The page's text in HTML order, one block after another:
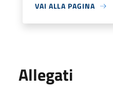
VAI ALLA PAGINA
Allegati